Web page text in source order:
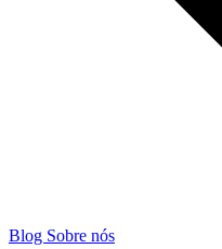
Blog Sobre nós